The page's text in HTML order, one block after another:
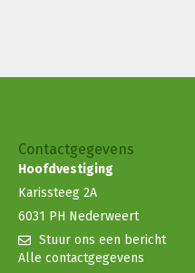
Contactgegevens
Hoofdvestiging
Karissteeg 2A
6031 PH Nederweert
Stuur ons een bericht
Alle contactgegevens